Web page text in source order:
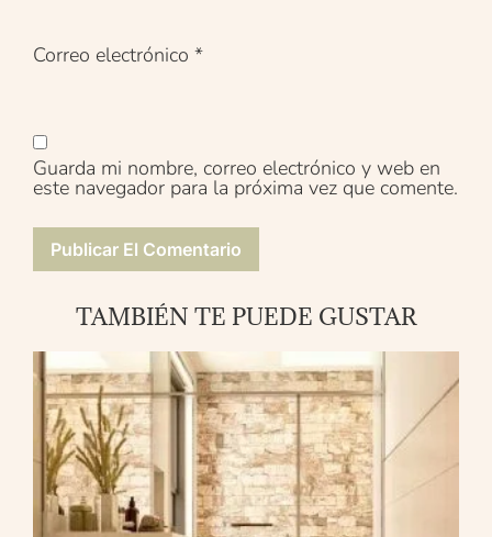
Correo electrónico *
Guarda mi nombre, correo electrónico y web en
este navegador para la próxima vez que comente.
TAMBIÉN TE PUEDE GUSTAR